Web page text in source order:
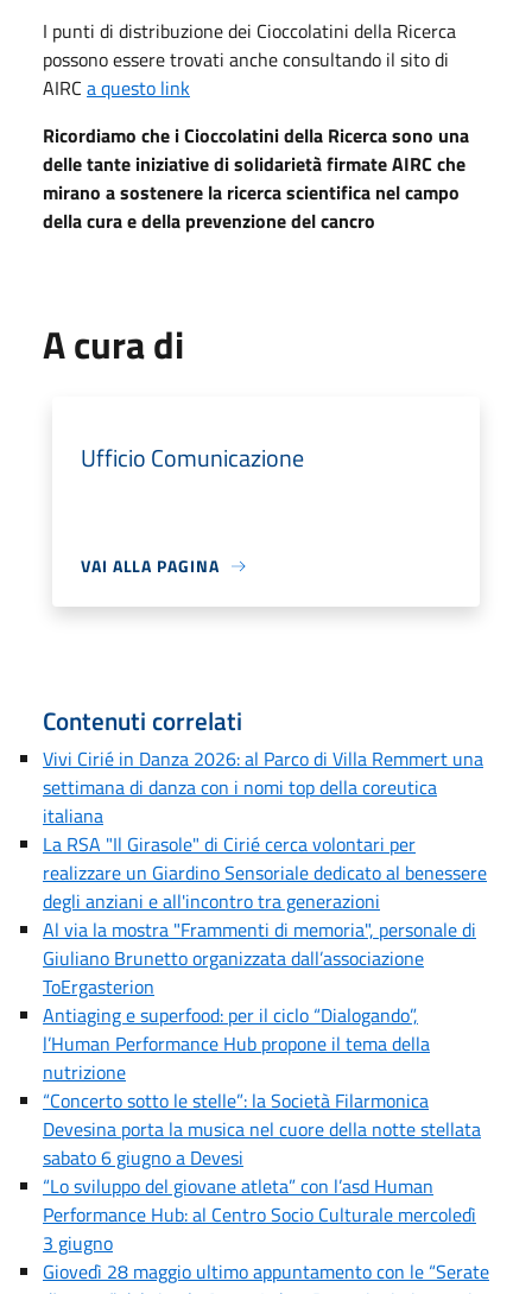
I punti di distribuzione dei Cioccolatini della Ricerca
possono essere trovati anche consultando il sito di
AIRC a questo link
Ricordiamo che i Cioccolatini della Ricerca sono una
delle tante iniziative di solidarietà firmate AIRC che
mirano a sostenere la ricerca scientifica nel campo
della cura e della prevenzione del cancro
A cura di
Ufficio Comunicazione
VAI ALLA PAGINA
Contenuti correlati
Vivi Cirié in Danza 2026: al Parco di Villa Remmert una
settimana di danza con i nomi top della coreutica
italiana
La RSA "Il Girasole" di Cirié cerca volontari per
realizzare un Giardino Sensoriale dedicato al benessere
degli anziani e all'incontro tra generazioni
Al via la mostra "Frammenti di memoria", personale di
Giuliano Brunetto organizzata dall’associazione
ToErgasterion
Antiaging e superfood: per il ciclo “Dialogando”,
l’Human Performance Hub propone il tema della
nutrizione
“Concerto sotto le stelle”: la Società Filarmonica
Devesina porta la musica nel cuore della notte stellata
sabato 6 giugno a Devesi
“Lo sviluppo del giovane atleta” con l’asd Human
Performance Hub: al Centro Socio Culturale mercoledì
3 giugno
Giovedì 28 maggio ultimo appuntamento con le “Serate